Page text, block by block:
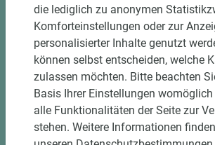
die lediglich zu anonymen
Komforteinstellungen oder zur
personalisierter Inhalte genutzt
können selbst entscheiden, welche
zulassen möchten. Bitte beachten
Basis Ihrer Einstellungen
alle Funktionalitäten der Seite zur
stehen. Weitere Informationen